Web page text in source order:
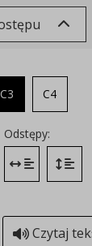
C3 C4
Odstępy:
Zmień
Czytaj